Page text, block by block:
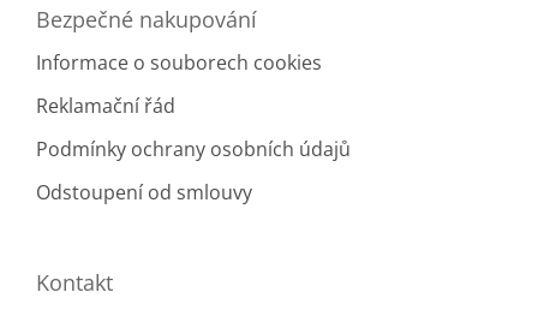
Bezpečné nakupování
Informace o souborech cookies
Reklamační řád
Podmínky ochrany osobních údajů
Odstoupení od smlouvy
Kontakt